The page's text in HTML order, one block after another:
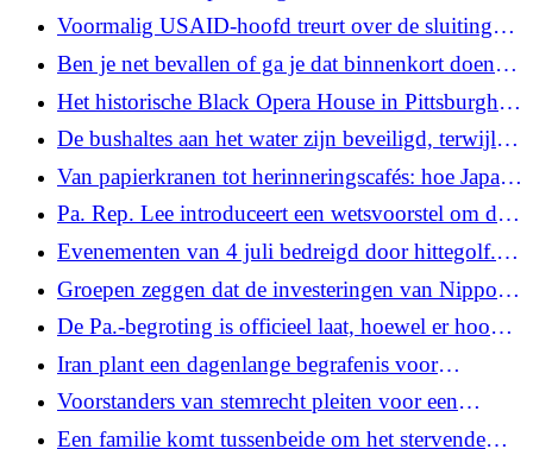
zich klaar te maken
wagenpark van Pittsburgh kan besparingen in
2027 betekenen, zeggen functionarissen
Voormalig USAID-hoofd treurt over de sluiting
ervan, terwijl hij hoopt op de toekomst ervan
Ben je net bevallen of ga je dat binnenkort doen?
Deel uw verhaal en vragen over de kosten
Het historische Black Opera House in Pittsburgh
krijgt een grote restauratiesubsidie
De bushaltes aan het water zijn beveiligd, terwijl
opstoppingen op de I-376 dreigen
Van papierkranen tot herinneringscafés: hoe Japan
(en Pa.) ouderen in de plooi houdt
Pa. Rep. Lee introduceert een wetsvoorstel om de
betalingen voor zwarte longziekten te verhogen
Evenementen van 4 juli bedreigd door hittegolf.
En Rusland valt de hoofdstad van Oekraïne aan
Groepen zeggen dat de investeringen van Nippon
Steel de steenkool- en luchtvervuiling in de Mon
Valley zullen bestendigen
De Pa.-begroting is officieel laat, hoewel er hoop
blijft bestaan ​​op een deal volgende week
Iran plant een dagenlange begrafenis voor
Opperste Leider Khamenei na de oorlogsdood
Voorstanders van stemrecht pleiten voor een
gerechtelijke afkeuring van de eis van Trump om
Een familie komt tussenbeide om het stervende